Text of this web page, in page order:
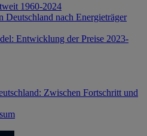
1960-2024
Deutschland nach Energieträger
Entwicklung der Preise 2023-
Zwischen Fortschritt und